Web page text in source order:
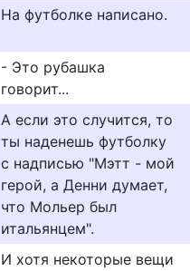
На футболке написано.
- Это рубашка
говорит...
А если это случится, то
ты наденешь футболку
с надписью "Мэтт - мой
герой, а Денни думает,
что Мольер был
итальянцем".
И хотя некоторые вещи